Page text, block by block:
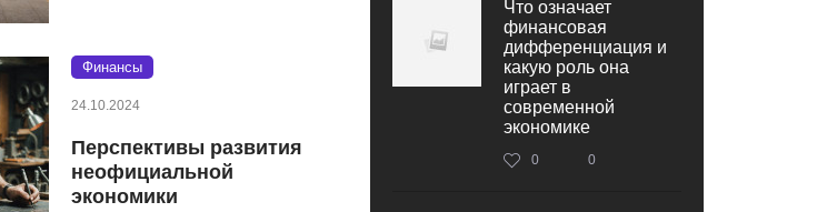
Финансы
24.10.2024
Перспективы развития
неофициальной
экономики
Что означает
финансовая
дифференциация и
какую роль она
играет в
современной
экономике
0 0